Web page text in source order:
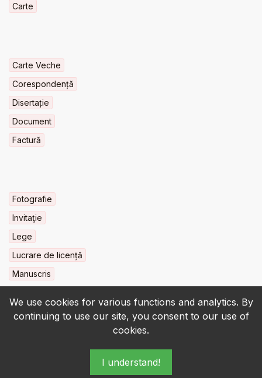
We use cookies for various functions and analytics. By
continuing to use our site, you consent to our use of
cookies.
I understand!
Carte
Carte Veche
Corespondență
Disertație
Document
Factură
Fotografie
Invitaţie
Lege
Lucrare de licență
Manuscris
© 2022-2026 • BCU „Carol I” - All rights reserved.